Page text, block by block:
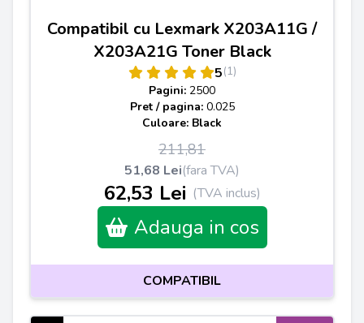
Compatibil cu Lexmark X203A11G /
X203A21G Toner Black
5(1)
Pagini: 2500
Pret / pagina: 0.025
Culoare: Black
211,81
51,68 Lei(fara TVA)
62,53 Lei (TVA inclus)
Adauga in cos
COMPATIBIL